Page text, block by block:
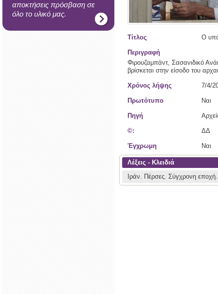
αποκτήσεις πρόσβαση σε
όλο το υλικό μας.
Τίτλος Ο
Περιγραφή
Φιρουζαμπάντ, Σασανιδικό
βρίσκεται στην είσοδο του
Χρόνος λήψης 7/4/
Πρωτότυπο Ναι
Πηγή
©: ΔΔ
Έγχρωμη Ναι
Λέξεις - Κλειδιά
Ιράν. Πέρσες. Σύγχρονη